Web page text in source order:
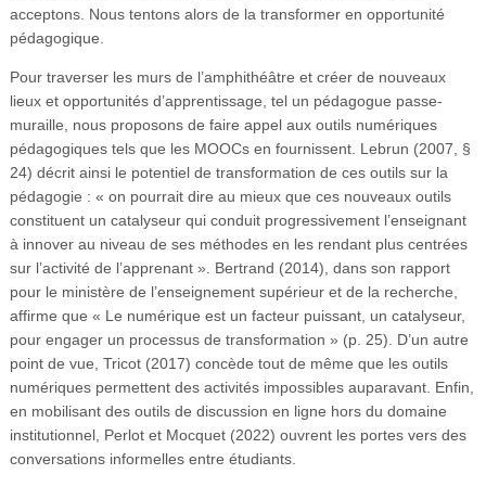
acceptons. Nous tentons alors de la transformer en opportunité
pédagogique.
Pour traverser les murs de l’amphithéâtre et créer de nouveaux
lieux et opportunités d’apprentissage, tel un pédagogue passe-
muraille, nous proposons de faire appel aux outils numériques
pédagogiques tels que les MOOCs en fournissent. Lebrun (2007, §
24) décrit ainsi le potentiel de transformation de ces outils sur la
pédagogie : « on pourrait dire au mieux que ces nouveaux outils
constituent un catalyseur qui conduit progressivement l’enseignant
à innover au niveau de ses méthodes en les rendant plus centrées
sur l’activité de l’apprenant ». Bertrand (2014), dans son rapport
pour le ministère de l’enseignement supérieur et de la recherche,
affirme que « Le numérique est un facteur puissant, un catalyseur,
pour engager un processus de transformation » (p. 25). D’un autre
point de vue, Tricot (2017) concède tout de même que les outils
numériques permettent des activités impossibles auparavant. Enfin,
en mobilisant des outils de discussion en ligne hors du domaine
institutionnel, Perlot et Mocquet (2022) ouvrent les portes vers des
conversations informelles entre étudiants.